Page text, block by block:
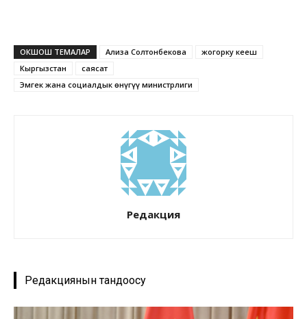
ОКШОШ ТЕМАЛАР Ализа Солтонбекова
жогорку кеңеш
Кыргызстан
саясат
Эмгек жана социалдык өнүгүү министрлиги
Редакция
Редакциянын тандоосу